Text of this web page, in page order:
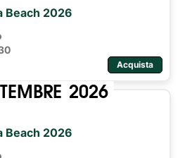
Beach 2026
Acquista
2026
Beach 2026